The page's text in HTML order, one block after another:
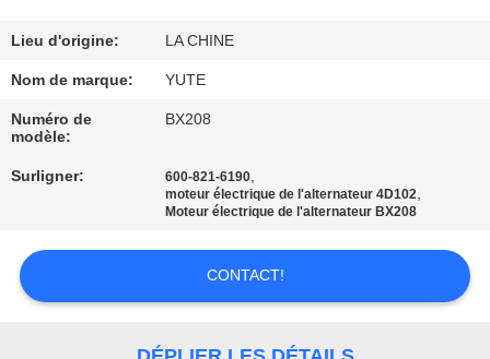
CONTACTEZ-
NOUS
DEMANDEZ
CITATION
Lieu d'origine: LA CHINE
Nom de marque: YUTE
Numéro de
modèle:
BX208
Surligner: 600-821-6190,
moteur électrique de l'alternateur 4D102,
Moteur électrique de l'alternateur BX208
CONTACT!